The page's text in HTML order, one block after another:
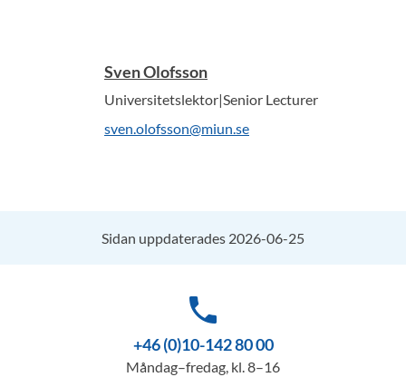
Sven Olofsson
Universitetslektor|Senior Lecturer
sven.olofsson@miun.se
Sidan uppdaterades 2026-06-25
phone
+46 (0)10-142 80 00
Måndag–fredag, kl. 8–16